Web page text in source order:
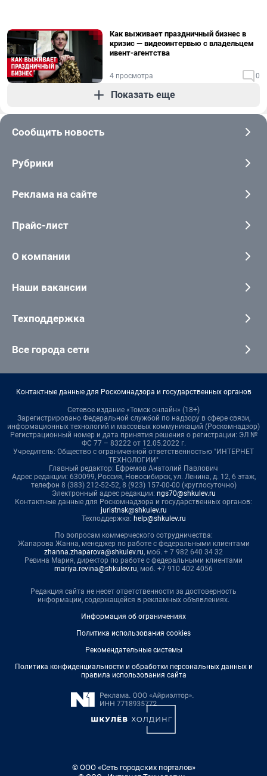
Как выживает праздничный бизнес в
кризис — видеоинтервью с владельцем
ивент-агентства
4 просмотра 0
Показать еще
Сообщить новость
Рубрики
Реклама на сайте
Прайс-лист
О компании
Наши вакансии
Техподдержка
Все города сети
Контактные данные для Роскомнадзора и государственных органов
Сетевое издание «Томск онлайн» (18+)
Зарегистрировано Федеральной службой по надзору в сфере связи,
информационных технологий и массовых коммуникаций (Роскомнадзор)
Регистрационный номер и дата принятия решения о регистрации: ЭЛ №
ФС 77 – 83222 от 12.05.2022 г.
Учредитель: Общество с ограниченной ответственностью "ИНТЕРНЕТ
ТЕХНОЛОГИИ"
Главный редактор: Ефремов Анатолий Павлович
Адрес редакции: 630099, Россия, Новосибирск, ул. Ленина, д. 12, 6 этаж,
телефон 8 (383) 212-52-52, 8 (923) 157-00-00 (круглосуточно)
Электронный адрес редакции: ngs70@shkulev.ru
Контактные данные для Роскомнадзора и государственных органов:
juristnsk@shkulev.ru
Техподдержка: help@shkulev.ru
По вопросам коммерческого сотрудничества:
Жапарова Жанна, менеджер по работе с федеральными клиентами
zhanna.zhaparova@shkulev.ru, моб. + 7 982 640 34 32
Ревина Мария, директор по работе с федеральными клиентами
mariya.revina@shkulev.ru, моб. +7 910 402 4056
Редакция сайта не несет ответственности за достоверность
информации, содержащейся в рекламных объявлениях.
Информация об ограничениях
Политика использования cookies
Рекомендательные системы
Политика конфиденциальности и обработки персональных данных и
правила использования сайта
© ООО «Сеть городских порталов»